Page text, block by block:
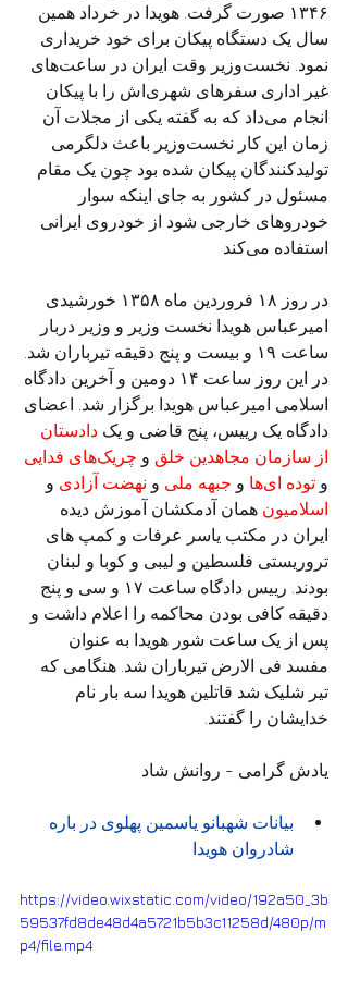
۱۳۴۶ صورت گرفت. هویدا در خرداد همین
سال یک دستگاه پیکان برای خود خریداری
نمود. نخست‌وزیر وقت ایران در ساعت‌های
غیر اداری سفرهای شهری‌اش را با پیکان
انجام می‌داد که به گفته یکی از مجلات آن
زمان این کار نخست‌وزیر باعث دلگرمی
تولیدکنندگان پیکان شده بود چون یک مقام
مسئول در کشور به جای اینکه سوار
خودروهای خارجی شود از خودروی ایرانی
استفاده می‌کند
در روز ۱۸ فروردین ماه ۱۳۵۸ خورشیدی
امیرعباس هویدا نخست وزیر و وزیر دربار
ساعت ۱۹ و بیست و پنج دقیقه تیرباران شد.
در این روز ساعت ۱۴ دومین و آخرین دادگاه
اسلامی امیرعباس هویدا برگزار شد. اعضای
دادگاه یک رییس، پنج قاضی و یک دادستان
از سازمان مجاهدین خلق و چریک‌های فدایی
و توده ای‌ها و جبهه ملی و نهضت آزادی و
اسلامیون همان آدمکشان آموزش دیده
ایران در مکتب یاسر عرفات و کمپ های
تروریستی فلسطین و لیبی و کوبا و لبنان
بودند. رییس دادگاه ساعت ۱۷ و سی و پنج
دقیقه کافی بودن محاکمه را اعلام داشت و
پس از یک ساعت شور هویدا به عنوان
مفسد فی الارض تیرباران شد. هنگامی که
تیر شلیک شد قاتلین هویدا سه بار نام
خدایشان را گفتند.
یادش گرامی - روانش شاد
بیانات شهبانو یاسمین پهلوی در باره
شادروان هویدا
https://video.wixstatic.com/video/192a50_3b
59537fd8de48d4a5721b5b3c11258d/480p/m
p4/file.mp4